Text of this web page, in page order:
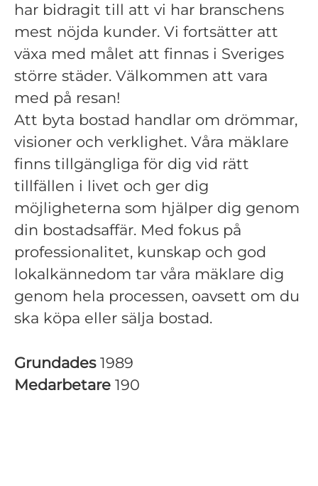
har bidragit till att vi har branschens
mest nöjda kunder. Vi fortsätter att
växa med målet att finnas i Sveriges
större städer. Välkommen att vara
med på resan!
Att byta bostad handlar om drömmar,
visioner och verklighet. Våra mäklare
finns tillgängliga för dig vid rätt
tillfällen i livet och ger dig
möjligheterna som hjälper dig genom
din bostadsaffär. Med fokus på
professionalitet, kunskap och god
lokalkännedom tar våra mäklare dig
genom hela processen, oavsett om du
ska köpa eller sälja bostad.
Grundades 1989
Medarbetare 190